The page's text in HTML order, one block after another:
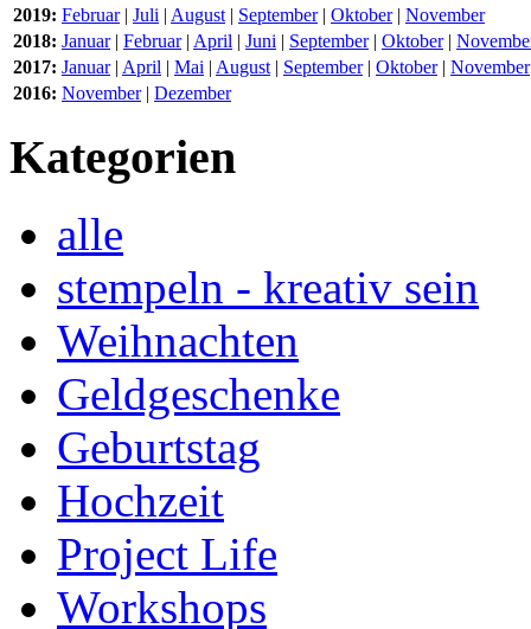
2019: Februar| Juli | August | September| Oktober| November
2018: Januar| Februar| April | Juni | September| Oktober|
2017: Januar| April | Mai | August | September| Oktober| November
2016: November| Dezember
Kategorien
alle
stempeln - kreativ sein
Weihnachten
Geldgeschenke
Geburtstag
Hochzeit
Project Life
Workshops